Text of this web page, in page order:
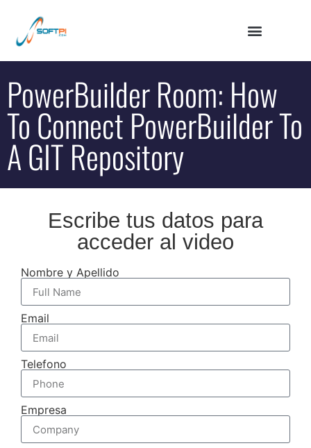
PowerBuilder Room: How
To Connect PowerBuilder To
A GIT Repository
Escribe tus datos para
acceder al video
Nombre y Apellido
Email
Telefono
Empresa